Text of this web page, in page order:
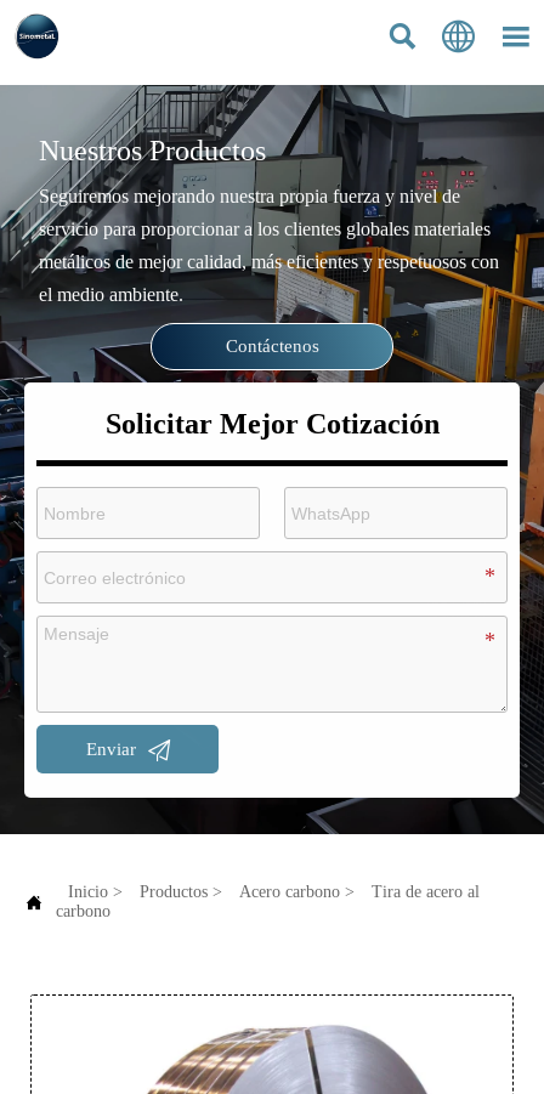
  
Nuestros Productos
Seguiremos mejorando nuestra propia fuerza y nivel de
servicio para proporcionar a los clientes globales materiales
metálicos de mejor calidad, más eficientes y respetuosos con
el medio ambiente.
Contáctenos
Solicitar Mejor Cotización
Enviar 
 Inicio > Productos > Acero carbono >
Tira de acero al
carbono